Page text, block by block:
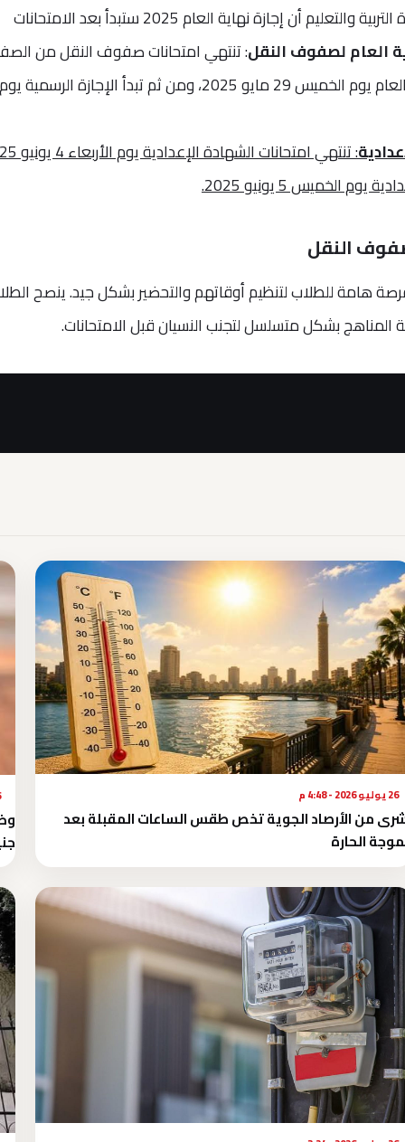
بعد انتهاء امتحانات الترم الثاني، أكدت وزارة التربية والتعليم أن إجازة نهاية العام 2025 ستبدأ بعد الامتحانات
العام لصفوف النقل: تنتهي امتحانات صفوف النقل من
الثالث الابتدائي حتى الصف الثاني الثانوي العام يوم الخميس 29 مايو 2025، ومن ثم تبدأ الإجازة الرسمية يوم
الخميس 5 يونيو 2025.
النقل
مواعيد امتحانات الترم الثاني 2025 فرصة هامة للطلاب لتنظيم أوقاتهم والتحضير بشكل جيد. ينصح
المناهج بشكل متسلسل لتجنب النسيان قبل الامتحانات.
26 يوليو 2026 - 4:48 م
من الأرصاد الجوية تخص طقس الساعات المقبلة بعد
الحارة